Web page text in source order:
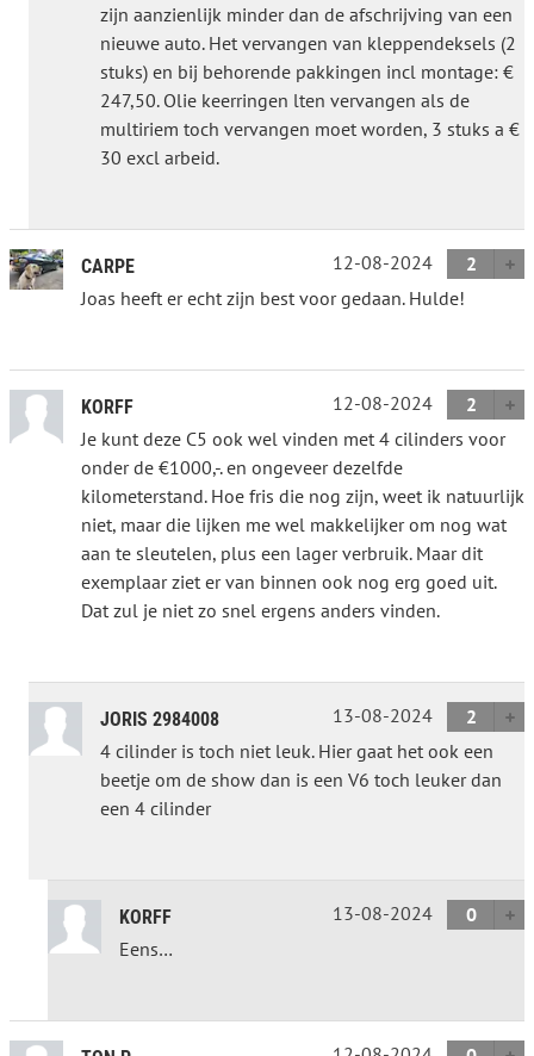
zijn aanzienlijk minder dan de afschrijving van een
nieuwe auto. Het vervangen van kleppendeksels (2
stuks) en bij behorende pakkingen incl montage: €
247,50. Olie keerringen lten vervangen als de
multiriem toch vervangen moet worden, 3 stuks a €
30 excl arbeid.
CARPE 12-08-2024
2
Joas heeft er echt zijn best voor gedaan. Hulde!
KORFF 12-08-2024
2
Je kunt deze C5 ook wel vinden met 4 cilinders voor
onder de €1000,-. en ongeveer dezelfde
kilometerstand. Hoe fris die nog zijn, weet ik natuurlijk
niet, maar die lijken me wel makkelijker om nog wat
aan te sleutelen, plus een lager verbruik. Maar dit
exemplaar ziet er van binnen ook nog erg goed uit.
Dat zul je niet zo snel ergens anders vinden.
JORIS 2984008 13-08-2024
2
4 cilinder is toch niet leuk. Hier gaat het ook een
beetje om de show dan is een V6 toch leuker dan
een 4 cilinder
KORFF 13-08-2024
0
Eens…